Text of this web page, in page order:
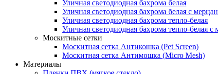
Уличная светодиодная бахрома белая
Уличная светодиодная бахрома белая с
Уличная светодиодная бахрома тепло-белая
Уличная светодиодная бахрома тепло-белая с
Москитные сетки
Москитная сетка Антикошка (Pet Screen)
Москитная сетка Антимошка (Micro Mesh)
Материалы